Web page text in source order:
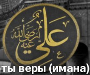
веры (имана)